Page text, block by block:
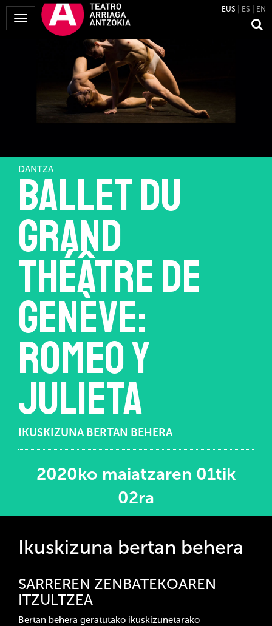
Menua
erakutsi
EUS ES EN
DANTZA
Ballet du
Grand
Théâtre de
Genève:
Romeo y
Julieta
IKUSKIZUNA BERTAN BEHERA
2020ko maiatzaren 01tik
02ra
Ikuskizuna bertan behera
SARREREN ZENBATEKOAREN
ITZULTZEA
Bertan behera geratutako ikuskizunetarako